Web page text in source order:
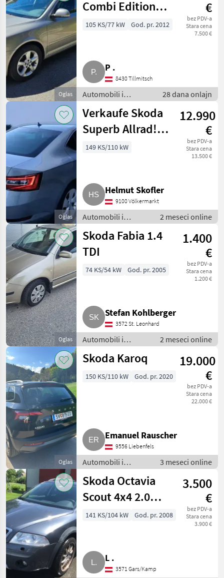
Oglas
Combi Edition
Twenty, 105 PS
€
bez PDV-a
Stara cena
7.500 €
105 KS/77 kW God. pr. 2012
P .
8430 Tillmitsch
Automobili i
motocikli / Limuzine
28 dana onlajn
Oglas
Verkaufe Skoda
Superb Allrad!
(Superb)
12.990
€
bez PDV-a
Stara cena
13.500 €
149 KS/110 kW
Helmut Skofler
9100 Völkermarkt
Automobili i
motocikli /
Limuzine
2 meseci online
Oglas
Skoda Fabia 1.4
TDI
1.400
€
bez PDV-a
Stara cena
1.200 €
74 KS/54 kW God. pr. 2005
Stefan Kohlberger
3572 St. Leonhard
Automobili i
motocikli /
Limuzine
2 meseci online
Oglas
Skoda Karoq
19.000
€
bez PDV-a
Stara cena
22.000 €
150 KS/110 kW God. pr. 2020
Emanuel Rauscher
9556 Liebenfels
Automobili i
motocikli /
Limuzine
3 meseci online
Skoda Octavia
Scout 4x4 2.0
TDI
3.500
€
bez PDV-a
Stara cena
3.900 €
141 KS/104 kW God. pr. 2008
L .
3571 Gars/Kamp